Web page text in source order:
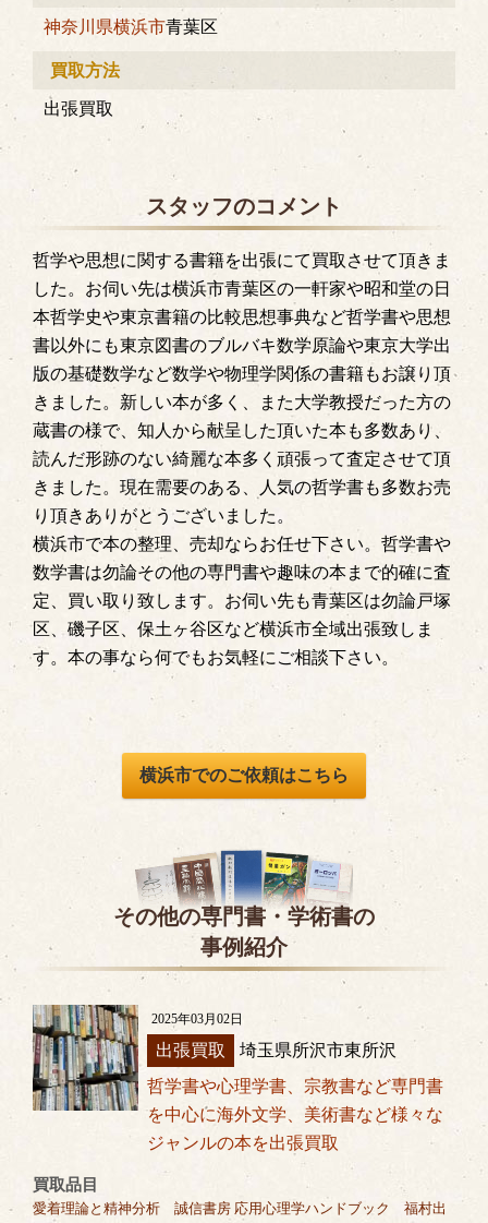
神奈川県横浜市青葉区
買取方法
出張買取
スタッフのコメント
哲学や思想に関する書籍を出張にて買取させて頂きま
した。お伺い先は横浜市青葉区の一軒家や昭和堂の日
本哲学史や東京書籍の比較思想事典など哲学書や思想
書以外にも東京図書のブルバキ数学原論や東京大学出
版の基礎数学など数学や物理学関係の書籍もお譲り頂
きました。新しい本が多く、また大学教授だった方の
蔵書の様で、知人から献呈した頂いた本も多数あり、
読んだ形跡のない綺麗な本多く頑張って査定させて頂
きました。現在需要のある、人気の哲学書も多数お売
り頂きありがとうございました。
横浜市で本の整理、売却ならお任せ下さい。哲学書や
数学書は勿論その他の専門書や趣味の本まで的確に査
定、買い取り致します。お伺い先も青葉区は勿論戸塚
区、磯子区、保土ヶ谷区など横浜市全域出張致しま
す。本の事なら何でもお気軽にご相談下さい。
横浜市でのご依頼はこちら
その他の専門書・学術書の
事例紹介
2025年03月02日
出張買取
埼玉県所沢市東所沢
哲学書や心理学書、宗教書など専門書
を中心に海外文学、美術書など様々な
ジャンルの本を出張買取
買取品目
愛着理論と精神分析 誠信書房 応用心理学ハンドブック 福村出